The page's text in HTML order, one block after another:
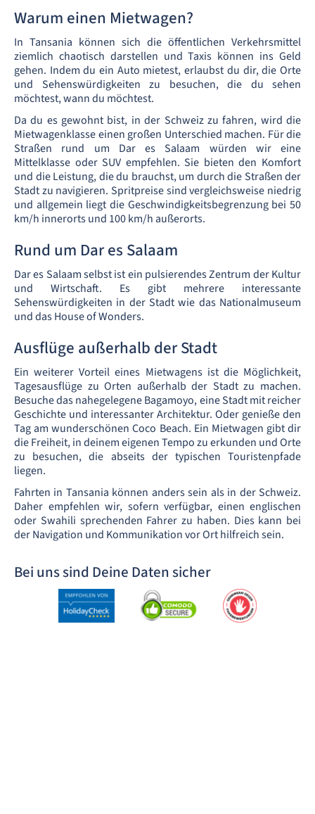
Warum einen Mietwagen?
In Tansania können sich die öffentlichen Verkehrsmittel
ziemlich chaotisch darstellen und Taxis können ins Geld
gehen. Indem du ein Auto mietest, erlaubst du dir, die Orte
und Sehenswürdigkeiten zu besuchen, die du sehen
möchtest, wann du möchtest.
Da du es gewohnt bist, in der Schweiz zu fahren, wird die
Mietwagenklasse einen großen Unterschied machen. Für die
Straßen rund um Dar es Salaam würden wir eine
Mittelklasse oder SUV empfehlen. Sie bieten den Komfort
und die Leistung, die du brauchst, um durch die Straßen der
Stadt zu navigieren. Spritpreise sind vergleichsweise niedrig
und allgemein liegt die Geschwindigkeitsbegrenzung bei 50
km/h innerorts und 100 km/h außerorts.
Rund um Dar es Salaam
Dar es Salaam selbst ist ein pulsierendes Zentrum der Kultur
und Wirtschaft. Es gibt mehrere interessante
Sehenswürdigkeiten in der Stadt wie das Nationalmuseum
und das House of Wonders.
Ausflüge außerhalb der Stadt
Ein weiterer Vorteil eines Mietwagens ist die Möglichkeit,
Tagesausflüge zu Orten außerhalb der Stadt zu machen.
Besuche das nahegelegene Bagamoyo, eine Stadt mit reicher
Geschichte und interessanter Architektur. Oder genieße den
Tag am wunderschönen Coco Beach. Ein Mietwagen gibt dir
die Freiheit, in deinem eigenen Tempo zu erkunden und Orte
zu besuchen, die abseits der typischen Touristenpfade
liegen.
Fahrten in Tansania können anders sein als in der Schweiz.
Daher empfehlen wir, sofern verfügbar, einen englischen
oder Swahili sprechenden Fahrer zu haben. Dies kann bei
der Navigation und Kommunikation vor Ort hilfreich sein.
Bei uns sind Deine Daten sicher